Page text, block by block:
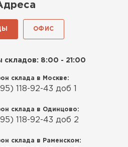
ОФИС
складов: 8:00 - 21:00
склада в Москве:
118-92-43 доб 1
склада в Одинцово:
118-92-43 доб 2
склада в Раменском: